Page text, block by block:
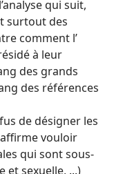
qui suit,
surtout des
comment l’
à leur
des grands
des références
de désigner les
affirme vouloir
qui sont sous-
et sexuelle, ...)